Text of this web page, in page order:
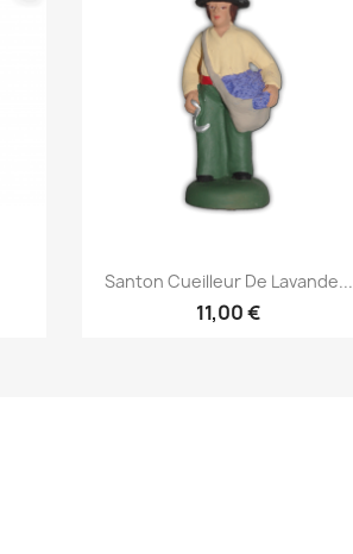
Aperçu rapide
Santon Cueilleur De Lavande...
11,00 €